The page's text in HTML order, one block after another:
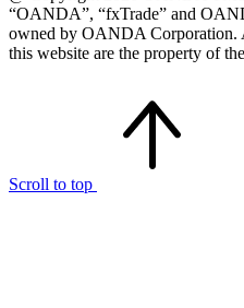
“OANDA”, “fxTrade” and
owned by OANDA Corporation.
this website are the property of
Scroll to top